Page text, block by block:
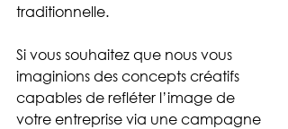
traditionnelle.
Si vous souhaitez que nous vous
imaginions des concepts créatifs
capables de refléter l’image de
votre entreprise via une campagne